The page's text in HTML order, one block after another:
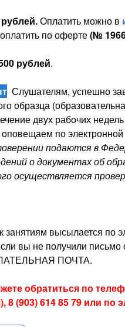
Оплатить можно в
по оферте(№
рублей.
Слушателям, успешно
образца
двух рабочих
по электронной
подаются в
о документах об
осуществляется
занятиям высылается по
вы не получили
ПОЧТА.
обратиться по
8 (903) 614 85 79 или по